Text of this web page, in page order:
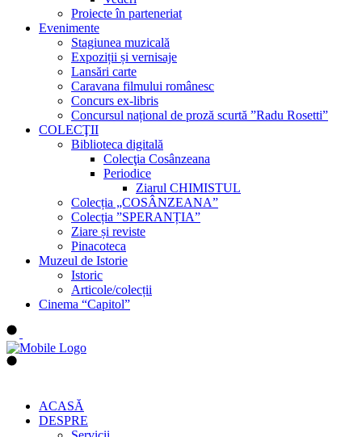
Proiecte în parteneriat
Evenimente
Stagiunea muzicală
Expoziții și vernisaje
Lansări carte
Caravana filmului românesc
Concurs ex-libris
Concursul național de proză scurtă ”Radu Rosetti”
COLECŢII
Biblioteca digitală
Colecţia Cosânzeana
Periodice
Ziarul CHIMISTUL
Colecția „COSÂNZEANA”
Colecția ”SPERANȚIA”
Ziare și reviste
Pinacoteca
Muzeul de Istorie
Istoric
Articole/colecții
Cinema “Capitol”
ACASĂ
DESPRE